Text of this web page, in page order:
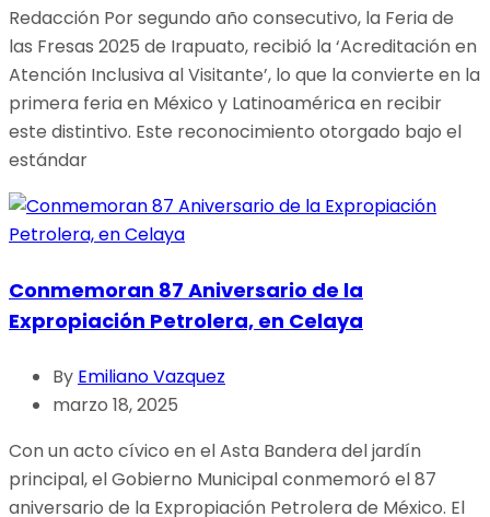
Redacción Por segundo año consecutivo, la Feria de
las Fresas 2025 de Irapuato, recibió la ‘Acreditación en
Atención Inclusiva al Visitante’, lo que la convierte en la
primera feria en México y Latinoamérica en recibir
este distintivo. Este reconocimiento otorgado bajo el
estándar
Conmemoran 87 Aniversario de la
Expropiación Petrolera, en Celaya
By Emiliano Vazquez
marzo 18, 2025
Con un acto cívico en el Asta Bandera del jardín
principal, el Gobierno Municipal conmemoró el 87
aniversario de la Expropiación Petrolera de México. El